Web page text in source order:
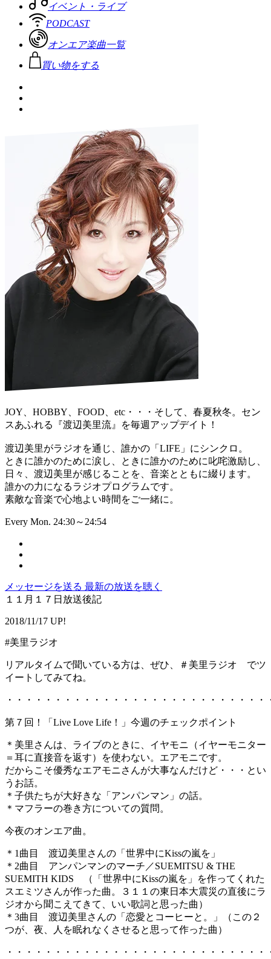
イベント・ライブ
PODCAST
オンエア楽曲一覧
買い物をする
JOY、HOBBY、FOOD、etc・・・そして、春夏秋冬。セン
スあふれる『渡辺美里流』を毎週アップデイト！
渡辺美里がラジオを通じ、誰かの「LIFE」にシンクロ。
ときに誰かのために涙し、ときに誰かのために叱咤激励し、
日々、渡辺美里が感じることを、音楽とともに綴ります。
誰かの力になるラジオプログラムです。
素敵な音楽で心地よい時間をご一緒に。
Every Mon. 24:30～24:54
メッセージを送る 最新の放送を聴く
１１月１７日放送後記
2018/11/17 UP!
#美里ラジオ
リアルタイムで聞いている方は、ぜひ、＃美里ラジオ でツ
イートしてみてね。
・・・・・・・・・・・・・・・・・・・・・・・・・・
第７回！「Live Love Life！」今週のチェックポイント
＊美里さんは、ライブのときに、イヤモニ（イヤーモニター
＝耳に直接音を返す）を使わない。エアモニです。
だからこそ優秀なエアモニさんが大事なんだけど・・・とい
うお話。
＊子供たちが大好きな「アンパンマン」の話。
＊マフラーの巻き方についての質問。
今夜のオンエア曲。
＊1曲目 渡辺美里さんの「世界中にKissの嵐を」
＊2曲目 アンパンマンのマーチ／SUEMITSU & THE
SUEMITH KIDS （「世界中にKissの嵐を」を作ってくれた
スエミツさんが作った曲。３１１の東日本大震災の直後にラ
ジオから聞こえてきて、いい歌詞と思った曲）
＊3曲目 渡辺美里さんの「恋愛とコーヒーと。」（この２
つが、夜、人を眠れなくさせると思って作った曲）
・・・・・・・・・・・・・・・・・・・・・・・・・・